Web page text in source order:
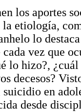
los aportes
etiología,
lo
vez que
lo hizo?,
decesos?
en
desde